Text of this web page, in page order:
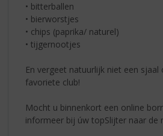
• bitterballen
• bierworstjes
• chips (paprika/ naturel)
• tijgernootjes
En vergeet natuurlijk niet een
favoriete club!
Mocht u binnenkort een online
informeer bij úw topSlijter naar de